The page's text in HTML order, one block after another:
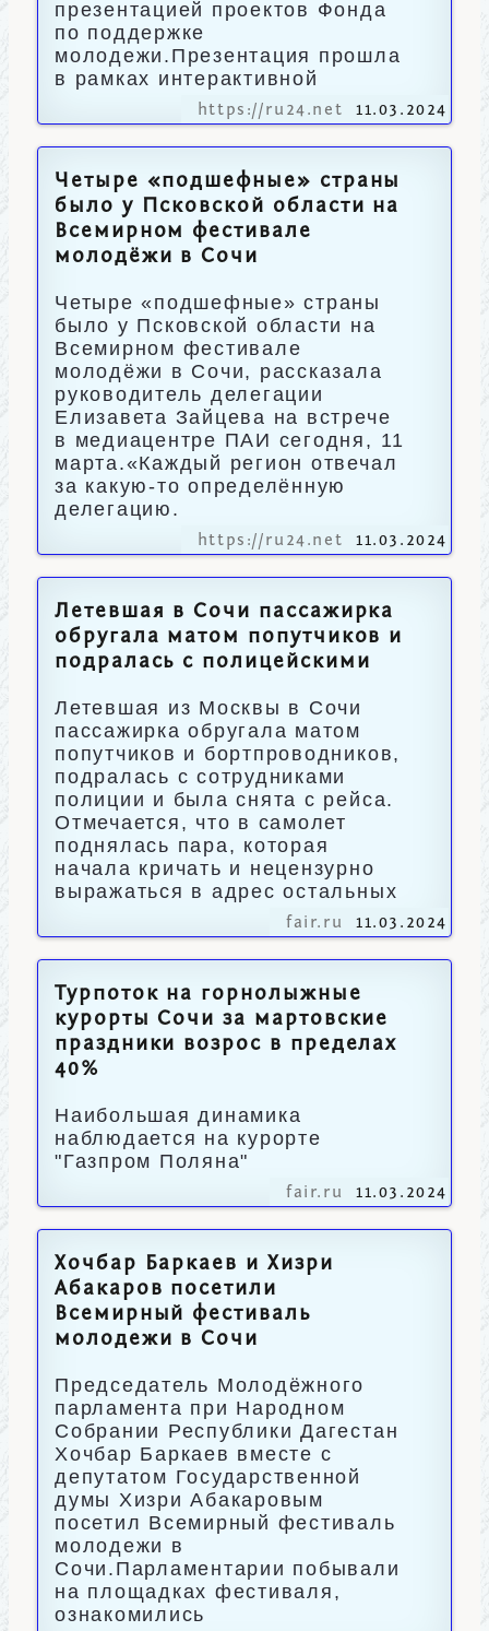
презентацией проектов Фонда
по поддержке
молодежи.Презентация прошла
в рамках интерактивной
https://ru24.net 11.03.2024
Четыре «подшефные» страны
было у Псковской области на
Всемирном фестивале
молодёжи в Сочи
Четыре «подшефные» страны
было у Псковской области на
Всемирном фестивале
молодёжи в Сочи, рассказала
руководитель делегации
Елизавета Зайцева на встрече
в медиацентре ПАИ сегодня, 11
марта.«Каждый регион отвечал
за какую-то определённую
делегацию.
https://ru24.net 11.03.2024
Летевшая в Сочи пассажирка
обругала матом попутчиков и
подралась с полицейскими
Летевшая из Москвы в Сочи
пассажирка обругала матом
попутчиков и бортпроводников,
подралась с сотрудниками
полиции и была снята с рейса.
Отмечается, что в самолет
поднялась пара, которая
начала кричать и нецензурно
выражаться в адрес остальных
fair.ru 11.03.2024
Турпоток на горнолыжные
курорты Сочи за мартовские
праздники возрос в пределах
40%
Наибольшая динамика
наблюдается на курорте
"Газпром Поляна"
fair.ru 11.03.2024
Хочбар Баркаев и Хизри
Абакаров посетили
Всемирный фестиваль
молодежи в Сочи
Председатель Молодёжного
парламента при Народном
Собрании Республики Дагестан
Хочбар Баркаев вместе с
депутатом Государственной
думы Хизри Абакаровым
посетил Всемирный фестиваль
молодежи в
Сочи.Парламентарии побывали
на площадках фестиваля,
ознакомились